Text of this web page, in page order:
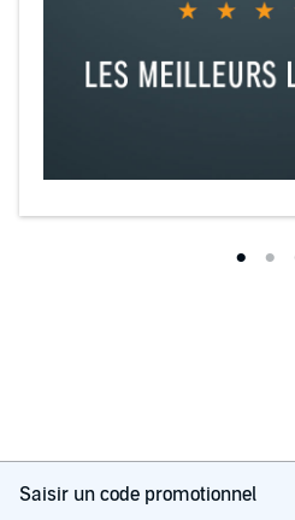
Saisir un code promotionnel